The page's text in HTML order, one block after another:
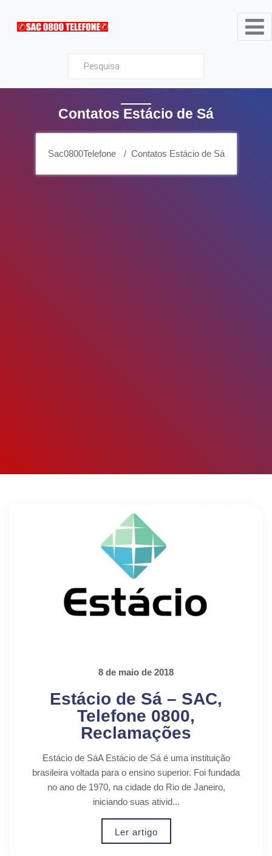
Sac0800Telefone
Contatos Estácio de Sá
Sac0800Telefone Contatos Estácio de Sá
8 de maio de 2018
Estácio de Sá – SAC,
Telefone 0800,
Reclamações
Estácio de SáA Estácio de Sá é uma instituição
brasileira voltada para o ensino superior. Foi fundada
no ano de 1970, na cidade do Rio de Janeiro,
iniciando suas ativid...
Ler artigo